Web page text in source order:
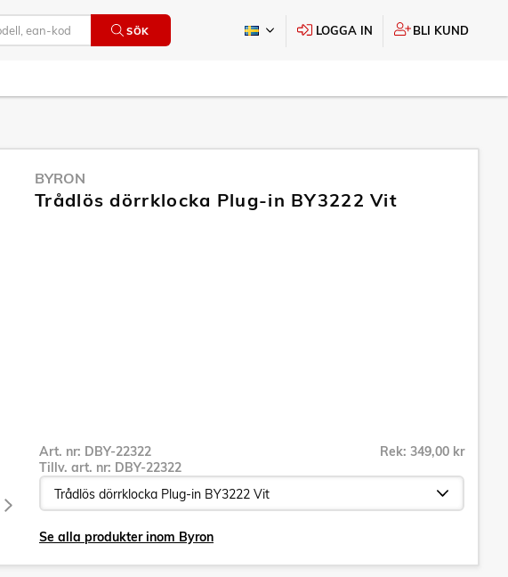
SÖK LOGGA IN BLI KUND
BYRON
Trådlös dörrklocka Plug-in BY3222 Vit
Art. nr: DBY-22322
Tillv. art. nr: DBY-22322
Rek: 349,00 kr
Se alla produkter inom Byron